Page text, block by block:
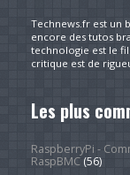
Technews.fr est un
encore des tutos
technologie est le
critique est de
Les plus
RaspberryPi -
RaspBMC(56)